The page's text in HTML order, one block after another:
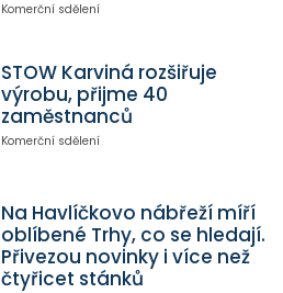
Komerční sdělení
STOW Karviná rozšiřuje
výrobu, přijme 40
zaměstnanců
Komerční sdělení
Na Havlíčkovo nábřeží míří
oblíbené Trhy, co se hledají.
Přivezou novinky i více než
čtyřicet stánků